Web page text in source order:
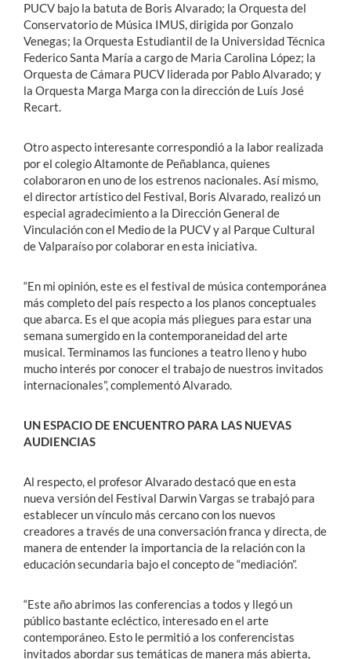
PUCV bajo la batuta de Boris Alvarado; la Orquesta del
Conservatorio de Música IMUS, dirigida por Gonzalo
Venegas; la Orquesta Estudiantil de la Universidad Técnica
Federico Santa María a cargo de Maria Carolina López; la
Orquesta de Cámara PUCV liderada por Pablo Alvarado; y
la Orquesta Marga Marga con la dirección de Luís José
Recart.
Otro aspecto interesante correspondió a la labor realizada
por el colegio Altamonte de Peñablanca, quienes
colaboraron en uno de los estrenos nacionales. Así mismo,
el director artístico del Festival, Boris Alvarado, realizó un
especial agradecimiento a la Dirección General de
Vinculación con el Medio de la PUCV y al Parque Cultural
de Valparaíso por colaborar en esta iniciativa.
“En mi opinión, este es el festival de música contemporánea
más completo del país respecto a los planos conceptuales
que abarca. Es el que acopia más pliegues para estar una
semana sumergido en la contemporaneidad del arte
musical. Terminamos las funciones a teatro lleno y hubo
mucho interés por conocer el trabajo de nuestros invitados
internacionales”, complementó Alvarado.
UN ESPACIO DE ENCUENTRO PARA LAS NUEVAS
AUDIENCIAS
Al respecto, el profesor Alvarado destacó que en esta
nueva versión del Festival Darwin Vargas se trabajó para
establecer un vínculo más cercano con los nuevos
creadores a través de una conversación franca y directa, de
manera de entender la importancia de la relación con la
educación secundaria bajo el concepto de “mediación”.
“Este año abrimos las conferencias a todos y llegó un
público bastante ecléctico, interesado en el arte
contemporáneo. Esto le permitió a los conferencistas
invitados abordar sus temáticas de manera más abierta,